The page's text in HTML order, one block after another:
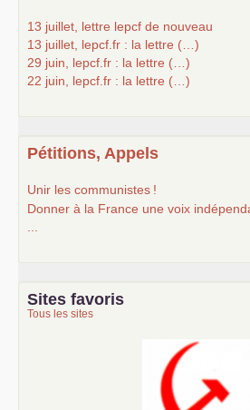
13 juillet, lettre lepcf de nouveau
13 juillet, lepcf.fr : la lettre (…)
29 juin, lepcf.fr : la lettre (…)
22 juin, lepcf.fr : la lettre (…)
Pétitions, Appels
Unir les communistes !
Donner à la France une voix
Sites favoris
Tous les sites